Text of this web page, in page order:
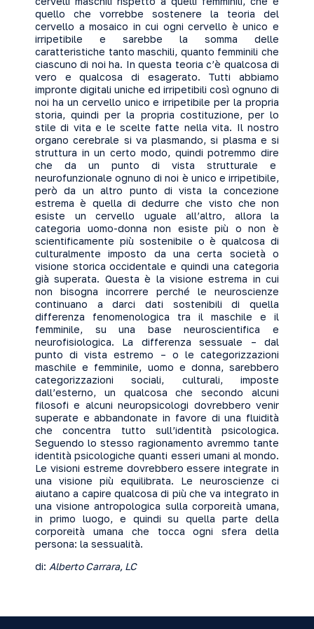
quello che vorrebbe sostenere la teoria del
cervello a mosaico in cui ogni cervello è unico e
irripetibile e sarebbe la somma delle
caratteristiche tanto maschili, quanto femminili che
ciascuno di noi ha. In questa teoria c’è qualcosa di
vero e qualcosa di esagerato. Tutti abbiamo
impronte digitali uniche ed irripetibili così ognuno di
noi ha un cervello unico e irripetibile per la propria
storia, quindi per la propria costituzione, per lo
stile di vita e le scelte fatte nella vita. Il nostro
organo cerebrale si va plasmando, si plasma e si
struttura in un certo modo, quindi potremmo dire
che da un punto di vista strutturale e
neurofunzionale ognuno di noi è unico e irripetibile,
però da un altro punto di vista la concezione
estrema è quella di dedurre che visto che non
esiste un cervello uguale all’altro, allora la
categoria uomo-donna non esiste più o non è
scientificamente più sostenibile o è qualcosa di
culturalmente imposto da una certa società o
visione storica occidentale e quindi una categoria
già superata. Questa è la visione estrema in cui
non bisogna incorrere perché le neuroscienze
continuano a darci dati sostenibili di quella
differenza fenomenologica tra il maschile e il
femminile, su una base neuroscientifica e
neurofisiologica. La differenza sessuale – dal
punto di vista estremo – o le categorizzazioni
maschile e femminile, uomo e donna, sarebbero
categorizzazioni sociali, culturali, imposte
dall’esterno, un qualcosa che secondo alcuni
filosofi e alcuni neuropsicologi dovrebbero venir
superate e abbandonate in favore di una fluidità
che concentra tutto sull’identità psicologica.
Seguendo lo stesso ragionamento avremmo tante
identità psicologiche quanti esseri umani al mondo.
Le visioni estreme dovrebbero essere integrate in
una visione più equilibrata. Le neuroscienze ci
aiutano a capire qualcosa di più che va integrato in
una visione antropologica sulla corporeità umana,
in primo luogo, e quindi su quella parte della
corporeità umana che tocca ogni sfera della
persona: la sessualità.
di: Alberto Carrara, LC